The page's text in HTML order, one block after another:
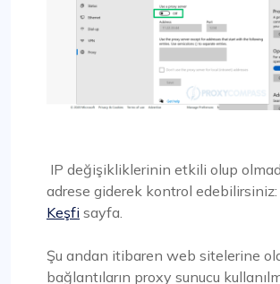
IP değişikliklerinin etkili olup
adrese giderek kontrol edebilirsiniz:
Keşfi sayfa.
Şu andan itibaren web sitelerine
bağlantıların proxy sunucu